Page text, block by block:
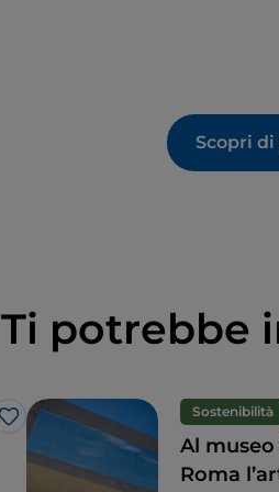
Scopri di
Ti potrebbe
Like
Sostenibilità
Al museo
Roma